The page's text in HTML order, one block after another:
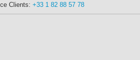
Clients: +33 1 82 88 57 78